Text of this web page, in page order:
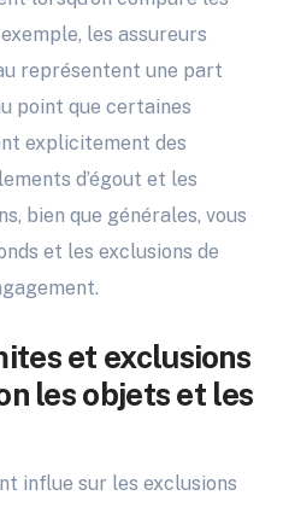
les assureurs
représentent une part
point que certaines
explicitement des
d’égout et les
bien que générales, vous
et les exclusions de
et exclusions
les objets et les
influe sur les exclusions